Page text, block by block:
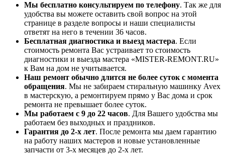
Мы бесплатно консультируем по телефону. Так же для
удобства вы можете оставить свой вопрос на этой
странице в разделе вопросы и наши специалисты
ответят на него в течении 36 часов.
Бесплатная диагностика и выезд мастера. Если
стоимость ремонта Вас устраивает то стоимость
диагностики и выезда мастера «MISTER-REMONT.RU»
к Вам на дом не учитывается.
Наш ремонт обычно длится не более суток с момента
обращения. Мы не забираем стиральную машинку Avex
в мастерскую, а ремонтируем прямо у Вас дома и срок
ремонта не превышает более суток.
Мы работаем с 9 до 22 часов. Для Вашего удобства мы
работаем без выходных и праздников.
Гарантия до 2-х лет. После ремонта мы даем гарантию
на работу наших мастеров и новые установленные
запчасти от 3-х месяцев до 2-х лет.